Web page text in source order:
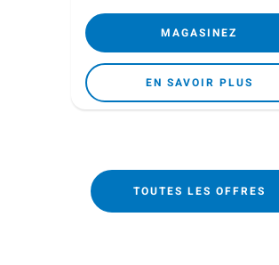
MAGASINEZ
EN SAVOIR PLUS
TOUTES LES OFFRES